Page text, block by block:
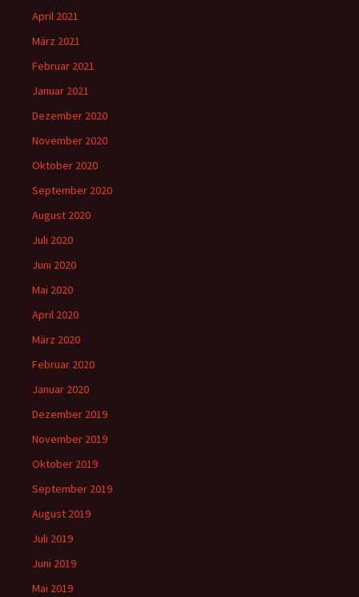
April 2021
März 2021
Februar 2021
Januar 2021
Dezember 2020
November 2020
Oktober 2020
September 2020
August 2020
Juli 2020
Juni 2020
Mai 2020
April 2020
März 2020
Februar 2020
Januar 2020
Dezember 2019
November 2019
Oktober 2019
September 2019
August 2019
Juli 2019
Juni 2019
Mai 2019